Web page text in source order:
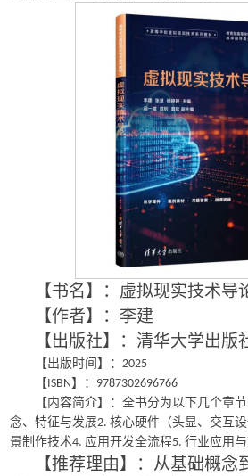
【书名】：虚拟现实技术导
【作者】：李建
【出版社】：清华大学出版
【出版时间】： 2025
【ISBN】： 9787302696766
【内容简介】：全书分为以下几个章节
念、特征与发展2.核心硬件（头显、交互
景制作技术4. 应用开发全流程5.行业应用与
【推荐理由】：从基础概念